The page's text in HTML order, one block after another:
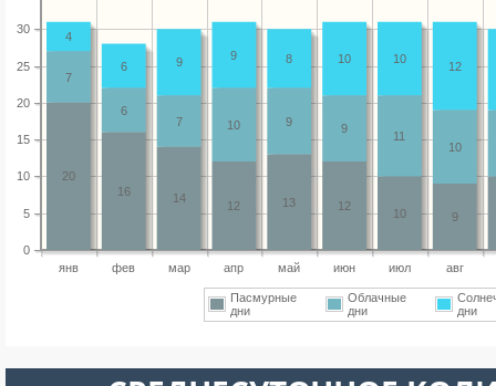
янв фев мар апр май июн июл авг
0
5
10
15
20
25
30
9
10
12
13
12
14
16
20
10
11
9
9
10
7
6
7
12
10
10
8
9
9
6
4
Пасмурные
дни
Облачные
дни
дни